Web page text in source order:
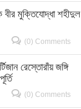
বীর মুক্তিযোদ্ধা শহীদুল
(0) Comments
রেস্তোরাঁয় জঙ্গি
(0) Comments